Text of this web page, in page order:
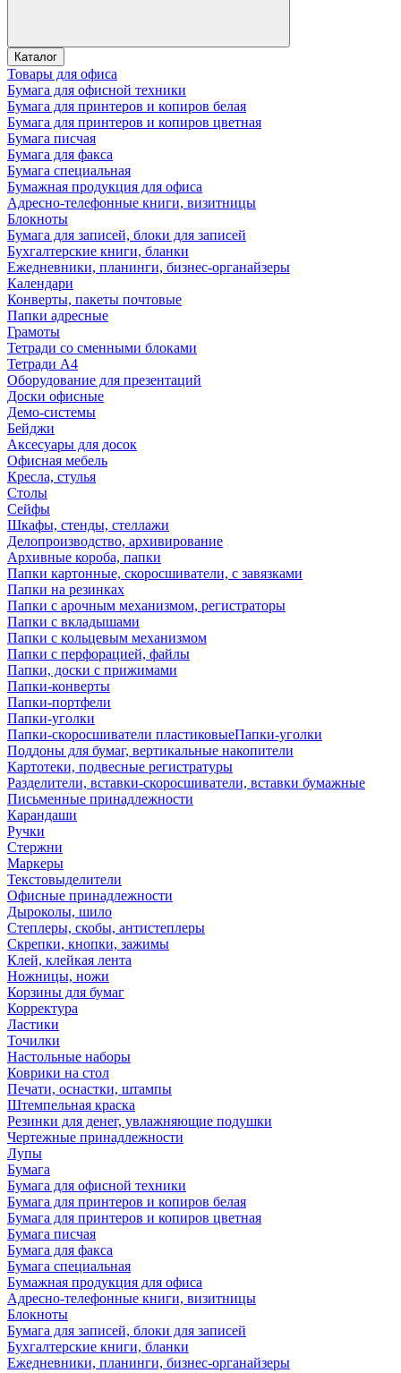
Каталог
Товары для офиса
Бумага для офисной техники
Бумага для принтеров и копиров белая
Бумага для принтеров и копиров цветная
Бумага писчая
Бумага для факса
Бумага специальная
Бумажная продукция для офиса
Адресно-телефонные книги, визитницы
Блокноты
Бумага для записей, блоки для записей
Бухгалтерские книги, бланки
Ежедневники, планинги, бизнес-органайзеры
Календари
Конверты, пакеты почтовые
Папки адресные
Грамоты
Тетради со сменными блоками
Тетради А4
Оборудование для презентаций
Доски офисные
Демо-системы
Бейджи
Аксесуары для досок
Офисная мебель
Кресла, стулья
Столы
Сейфы
Шкафы, стенды, стеллажи
Делопроизводство, архивирование
Архивные короба, папки
Папки картонные, скоросшиватели, с завязками
Папки на резинках
Папки с арочным механизмом, регистраторы
Папки с вкладышами
Папки с кольцевым механизмом
Папки с перфорацией, файлы
Папки, доски с прижимами
Папки-конверты
Папки-портфели
Папки-уголки
Папки-скоросшиватели пластиковыеПапки-уголки
Поддоны для бумаг, вертикальные накопители
Картотеки, подвесные регистратуры
Разделители, вставки-скоросшиватели, вставки бумажные
Письменные принадлежности
Карандаши
Ручки
Стержни
Маркеры
Текстовыделители
Офисные принадлежности
Дыроколы, шило
Степлеры, скобы, антистеплеры
Скрепки, кнопки, зажимы
Клей, клейкая лента
Ножницы, ножи
Корзины для бумаг
Корректура
Ластики
Точилки
Настольные наборы
Коврики на стол
Печати, оснастки, штампы
Штемпельная краска
Резинки для денег, увлажняющие подушки
Чертежные принадлежности
Лупы
Бумага
Бумага для офисной техники
Бумага для принтеров и копиров белая
Бумага для принтеров и копиров цветная
Бумага писчая
Бумага для факса
Бумага специальная
Бумажная продукция для офиса
Адресно-телефонные книги, визитницы
Блокноты
Бумага для записей, блоки для записей
Бухгалтерские книги, бланки
Ежедневники, планинги, бизнес-органайзеры